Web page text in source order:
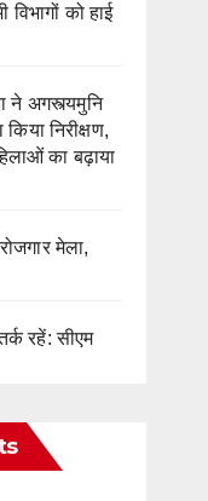
को हाई
ने अगस्त्यमुनि
निरीक्षण,
का बढ़ाया
मेला,
रहें: सीएम